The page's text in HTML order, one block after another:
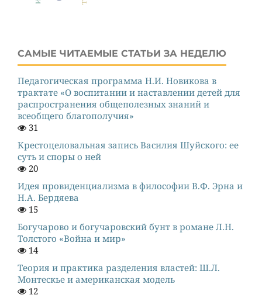
САМЫЕ ЧИТАЕМЫЕ СТАТЬИ ЗА НЕДЕЛЮ
Педагогическая программа Н.И. Новикова в
трактате «О воспитании и наставлении детей для
распространения общеполезных знаний и
всеобщего благополучия»
31
Крестоцеловальная запись Василия Шуйского: ее
суть и споры о ней
20
Идея провиденциализма в философии В.Ф. Эрна и
Н.А. Бердяева
15
Богучарово и богучаровский бунт в романе Л.Н.
Толстого «Война и мир»
14
Теория и практика разделения властей: Ш.Л.
Монтескье и американская модель
12